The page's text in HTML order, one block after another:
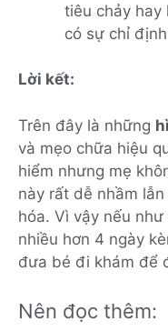
tiêu chảy hay
có sự chỉ
Lời kết:
Trên đây là những
và mẹo chữa hiệu
hiểm nhưng mẹ
này rất dễ nhầm
hóa. Vì vậy nếu
nhiều hơn 4 ngày
đưa bé đi khám để
Nên đọc thêm: